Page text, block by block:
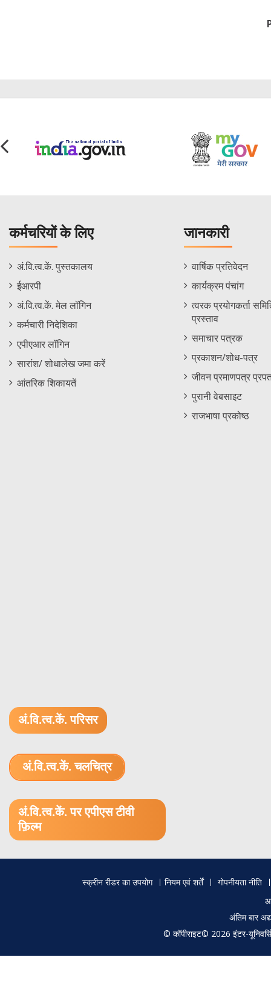
कर्मचरियों के लिए
Staff
Footer
Menu
अं.वि.त्व.कें. पुस्तकालय
ईआरपी
अं.वि.त्व.कें. मेल लॉगिन
कर्मचारी निदेशिका
एपीएआर लॉगिन
सारांश/ शोधालेख जमा करें
आंतरिक शिकायतें
जानकारी
Informations
Menu
वार्षिक प्रतिवेदन
कार्यक्रम पंचांग
त्वरक प्रयोगकर्ता
प्रस्ताव
समाचार पत्रक
प्रकाशन/शोध-पत्र
जीवन प्रमाणपत्र
पुरानी वेबसाइट
राजभाषा प्रकोष्ठ
अं.वि.त्व.कें. परिसर
अं.वि.त्व.कें. चलचित्र
अं.वि.त्व.कें. पर एपीएस टीवी
फ़िल्म
स्क्रीन रीडर का उपयोग नियम एवं शर्तें
गोपनीयता नीति
अंतिम बार
© कॉपीराइट© 2026 इंटर-